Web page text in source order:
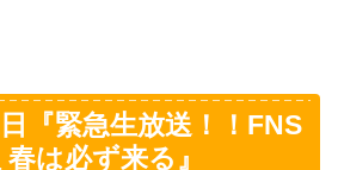
『緊急生放送！！FNS
は必ず来る』